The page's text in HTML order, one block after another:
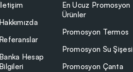
İletişim
Hakkımızda
Referanslar
Banka Hesap
Bilgileri
En Ucuz Promosyon
Ürünler
Promosyon Termos
Promosyon Su Şişesi
Promosyon Çanta